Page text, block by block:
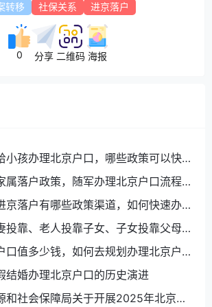
转移 社保关系 进京落户
0 分享 二维码 海报
小孩办理北京户口，哪些政策可以快
属落户政策，随军办理北京户口流程
京落户有哪些政策渠道，如何快速办
投靠、老人投靠子女、子女投靠父母
口
口值多少钱，如何去规划办理北京户
结婚办理北京户口的历史演进
和社会保障局关于开展2025年北京市